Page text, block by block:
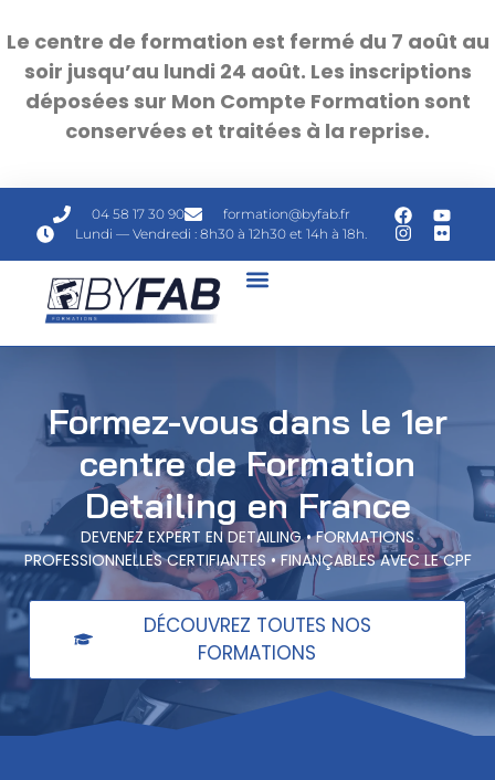
Le centre de formation est fermé du 7 août au
soir jusqu’au lundi 24 août. Les inscriptions
déposées sur Mon Compte Formation sont
conservées et traitées à la reprise.
04 58 17 30 90
formation@byfab.fr
Lundi — Vendredi : 8h30 à 12h30 et 14h à 18h.
Formez-vous dans le 1er
centre de Formation
Detailing en France
DEVENEZ EXPERT EN DETAILING • FORMATIONS
PROFESSIONNELLES CERTIFIANTES • FINANÇABLES AVEC LE CPF
DÉCOUVREZ TOUTES NOS
FORMATIONS